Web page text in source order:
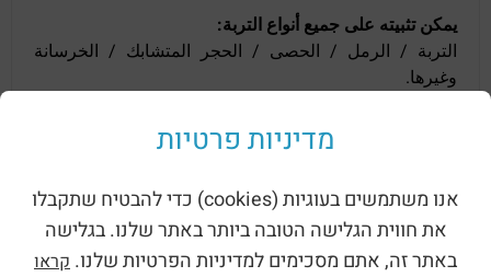
يمكن تثبيته على جميع أنواع التربة:
التربة / الرمل / الحصى / الحجر المتشابك / الخرسانة
وغيرها.
מדיניות פרטיות
אנו משתמשים בעוגיות (cookies) כדי להבטיח שתקבלו
את חווית הגלישה הטובה ביותר באתר שלנו. בגלישה
באתר זה, אתם מסכימים למדיניות הפרטיות שלנו. קראו